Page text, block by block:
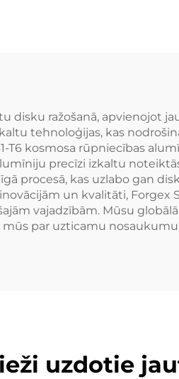
disku ražošanā, apvienojot
tehnoloģijas, kas
T6 kosmosa rūpniecības
precīzi izkaltu
procesā, kas uzlabo gan
un kvalitāti, Forgex
vajadzībām. Mūsu
par uzticamu
uzdotie